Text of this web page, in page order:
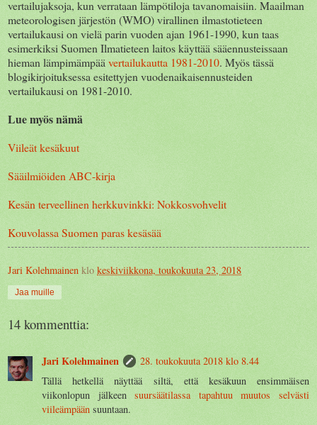
vertailujaksoja, kun verrataan lämpötiloja tavanomaisiin. Maailman
meteorologisen järjestön (WMO) virallinen ilmastotieteen
vertailukausi on vielä parin vuoden ajan 1961-1990, kun taas
esimerkiksi Suomen Ilmatieteen laitos käyttää sääennusteissaan
hieman lämpimämpää vertailukautta 1981-2010. Myös tässä
blogikirjoituksessa esitettyjen vuodenaikaisennusteiden
vertailukausi on 1981-2010.
Lue myös nämä
Viileät kesäkuut
Sääilmiöiden ABC-kirja
Kesän terveellinen herkkuvinkki: Nokkosvohvelit
Kouvolassa Suomen paras kesäsää
Jari Kolehmainen klo keskiviikkona, toukokuuta 23, 2018
Jaa muille
14 kommenttia:
Jari Kolehmainen
28. toukokuuta 2018 klo 8.44
Tällä hetkellä näyttää siltä, että kesäkuun ensimmäisen
viikonlopun jälkeensuursäätilassa tapahtuu muutos selvästi
viileämpään suuntaan.